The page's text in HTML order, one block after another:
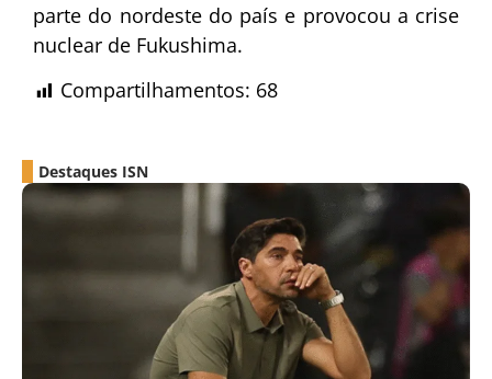
parte do nordeste do país e provocou a crise
nuclear de Fukushima.
Compartilhamentos: 68
Destaques ISN